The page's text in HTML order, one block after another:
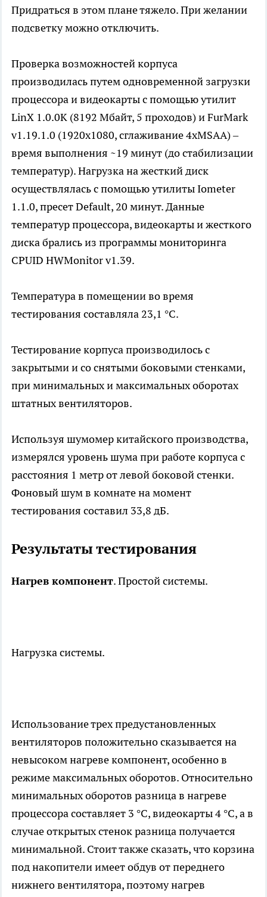
Придраться в этом плане тяжело. При желании
подсветку можно отключить.
Проверка возможностей корпуса
производилась путем одновременной загрузки
процессора и видеокарты с помощью утилит
LinX 1.0.0K (8192 Мбайт, 5 проходов) и FurMark
v1.19.1.0 (1920х1080, сглаживание 4xMSAA) –
время выполнения ~19 минут (до стабилизации
температур). Нагрузка на жесткий диск
осуществлялась с помощью утилиты Iometer
1.1.0, пресет Default, 20 минут. Данные
температур процессора, видеокарты и жесткого
диска брались из программы мониторинга
CPUID HWMonitor v1.39.
Температура в помещении во время
тестирования составляла 23,1 °С.
Тестирование корпуса производилось с
закрытыми и со снятыми боковыми стенками,
при минимальных и максимальных оборотах
штатных вентиляторов.
Используя шумомер китайского производства,
измерялся уровень шума при работе корпуса с
расстояния 1 метр от левой боковой стенки.
Фоновый шум в комнате на момент
тестирования составил 33,8 дБ.
Результаты тестирования
Нагрев компонент. Простой системы.
Нагрузка системы.
Использование трех предустановленных
вентиляторов положительно сказывается на
невысоком нагреве компонент, особенно в
режиме максимальных оборотов. Относительно
минимальных оборотов разница в нагреве
процессора составляет 3 °С, видеокарты 4 °С, а в
случае открытых стенок разница получается
минимальной. Стоит также сказать, что корзина
под накопители имеет обдув от переднего
нижнего вентилятора, поэтому нагрев